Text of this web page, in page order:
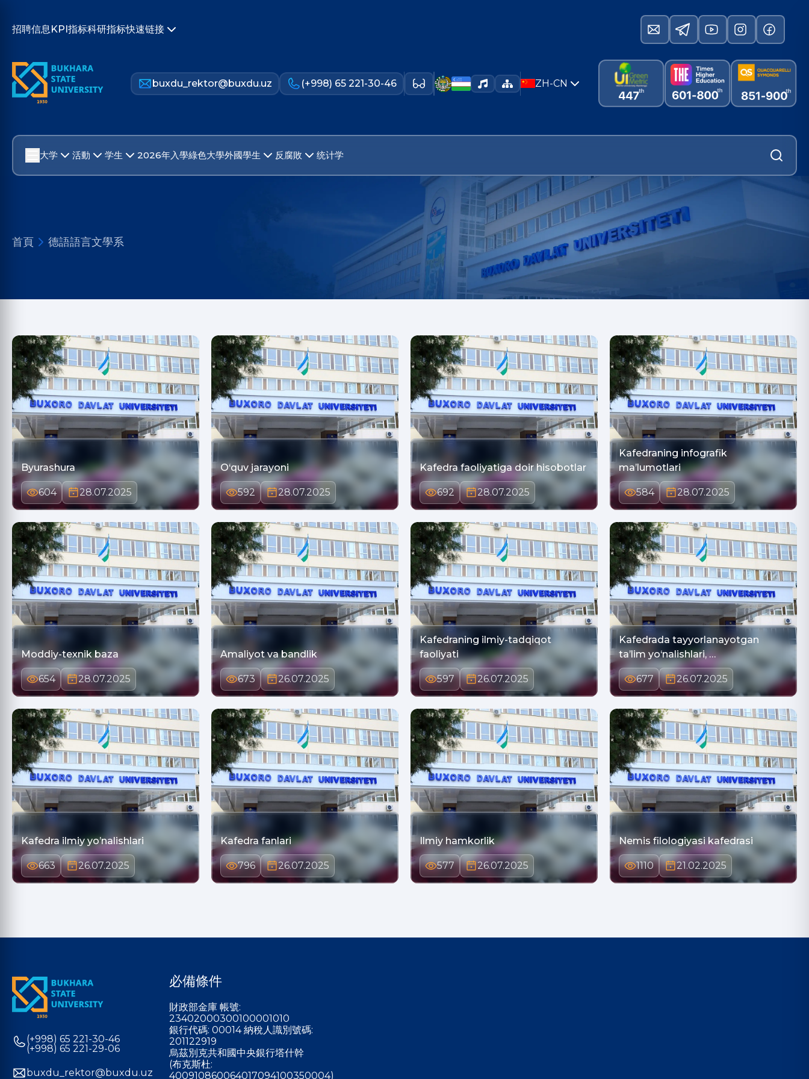
招聘信息KPI指标科研指标快速链接
buxdu_rektor@buxdu.uz (+998) 65 221-30-46 ZH-CN
大学 活動 学生 2026年入學綠色大學外國學生 反腐敗 统计学
首頁 德語語言文學系
Byurashura
604 28.07.2025
O‘quv jarayoni
592 28.07.2025
Kafedra faoliyatiga doir hisobotlar
692 28.07.2025
Kafedraning infografik
ma’lumotlari
584 28.07.2025
Moddiy-texnik baza
654 28.07.2025
Amaliyot va bandlik
673 26.07.2025
Kafedraning ilmiy-tadqiqot
faoliyati
597 26.07.2025
Kafedrada tayyorlanayotgan
ta’lim yo‘nalishlari, …
677 26.07.2025
Kafedra ilmiy yo’nalishlari
663 26.07.2025
Kafedra fanlari
796 26.07.2025
Ilmiy hamkorlik
577 26.07.2025
Nemis filologiyasi kafedrasi
1110 21.02.2025
(+998) 65 221-30-46
(+998) 65 221-29-06
buxdu_rektor@buxdu.uz
必備條件
財政部金庫 帳號:
23402000300100001010
銀行代碼: 00014 納稅人識別號碼:
201122919
烏茲別克共和國中央銀行塔什幹
(布克斯杜:
400910860064017094100350004)